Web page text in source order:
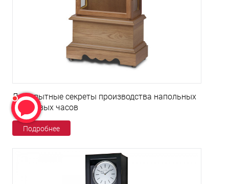
Любопытные секреты производства напольных
кварцевых часов
Подробнее